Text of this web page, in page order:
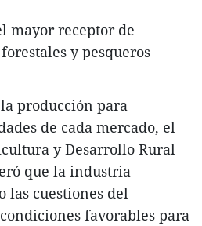
mayor receptor de
y pesqueros
producción para
de cada mercado, el
y Desarrollo Rural
que la industria
las cuestiones del
favorables para